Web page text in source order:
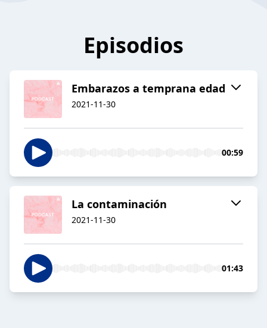
Episodios
Embarazos a temprana edad
2021-11-30
00:59
La contaminación
2021-11-30
01:43